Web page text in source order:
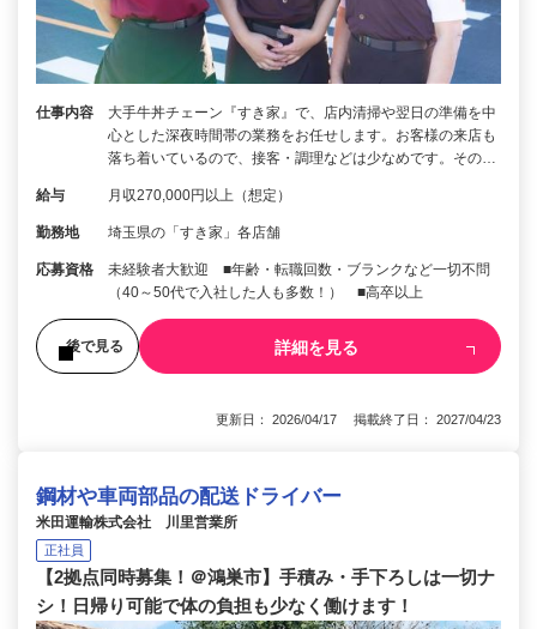
仕事内容
大手牛丼チェーン『すき家』で、店内清掃や翌日の準備を中
心とした深夜時間帯の業務をお任せします。お客様の来店も
落ち着いているので、接客・調理などは少なめです。その…
給与 月収270,000円以上（想定）
勤務地 埼玉県の「すき家」各店舗
応募資格
未経験者大歓迎 ■年齢・転職回数・ブランクなど一切不問
（40～50代で入社した人も多数！） ■高卒以上
後で見る 詳細を見る
更新日： 2026/04/17 掲載終了日： 2027/04/23
鋼材や車両部品の配送ドライバー
米田運輸株式会社 川里営業所
正社員
【2拠点同時募集！＠鴻巣市】手積み・手下ろしは一切ナ
シ！日帰り可能で体の負担も少なく働けます！